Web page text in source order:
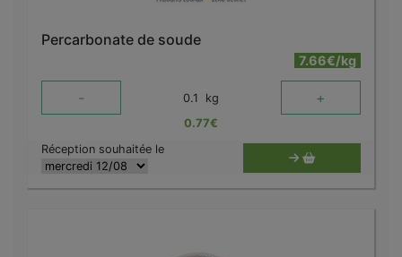
Percarbonate de soude
7.66€/kg
- 0.1 kg +
0.77€
Réception souhaitée le